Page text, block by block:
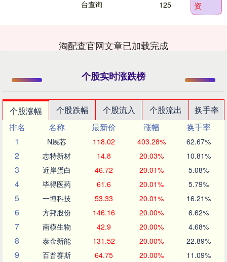
台查询
125
资
淘配查官网文章已加载完成
个股实时涨跌榜
个股涨幅 个股跌幅 个股流入 个股流出
换手率
排名
名称 最新价 涨幅
换手率
1
N展芯 118.02 403.28% 62.67%
2 志特新材 14.8 20.03% 10.81%
3 近岸蛋白 46.72 20.01% 5.08%
4 毕得医药 61.6 20.01% 5.79%
5 一博科技 53.33 20.01% 16.21%
6 方邦股份 146.16 20.00% 6.62%
7 南模生物 42.9 20.00% 4.68%
8 泰金新能 131.52 20.00% 22.89%
9 百普赛斯 64.75 20.00% 11.09%